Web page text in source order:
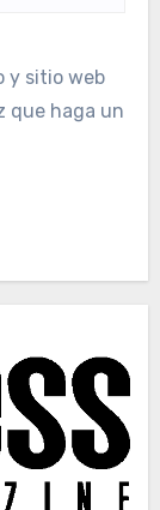
y sitio web
que haga un